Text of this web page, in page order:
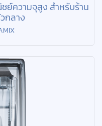
ย์ความจุสูง สำหรับร้าน
กลาง